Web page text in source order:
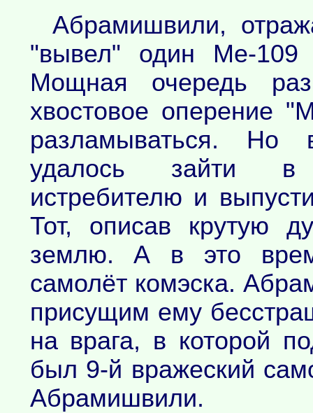
Абрамишвили,
"вывел" один Ме-
Мощная очередь
хвостовое оперение
разламываться. Но
удалось зайти в
истребителю и
Тот, описав крутую
землю. А в это
самолёт комэска.
присущим ему
на врага, в которой
был 9-й вражеский
Абрамишвили.